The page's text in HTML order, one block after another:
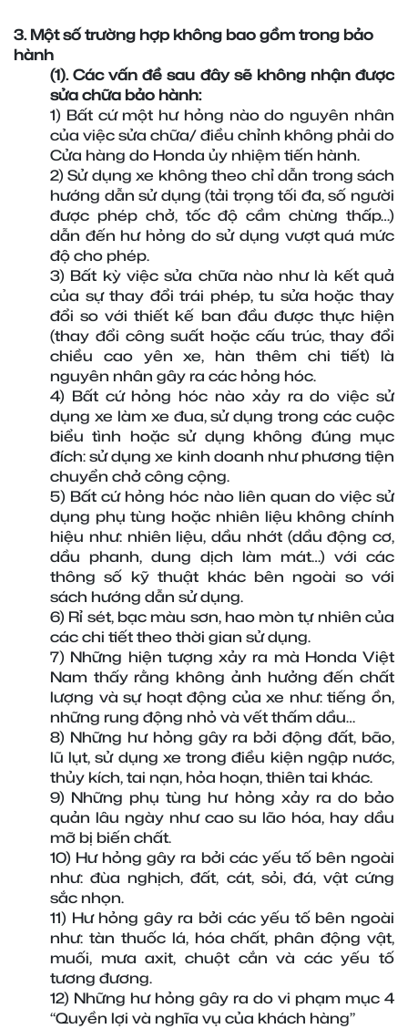
3. Một số trường hợp không bao gồm trong bảo
hành
(1). Các vấn đề sau đây sẽ không nhận được
sửa chữa bảo hành:
1) Bất cứ một hư hỏng nào do nguyên nhân
của việc sửa chữa/ điều chỉnh không phải do
Cửa hàng do Honda ủy nhiệm tiến hành.
2) Sử dụng xe không theo chỉ dẫn trong sách
hướng dẫn sử dụng (tải trọng tối đa, số người
được phép chở, tốc độ cầm chừng thấp…)
dẫn đến hư hỏng do sử dụng vượt quá mức
độ cho phép.
3) Bất kỳ việc sửa chữa nào như là kết quả
của sự thay đổi trái phép, tu sửa hoặc thay
đổi so với thiết kế ban đầu được thực hiện
(thay đổi công suất hoặc cấu trúc, thay đổi
chiều cao yên xe, hàn thêm chi tiết) là
nguyên nhân gây ra các hỏng hóc.
4) Bất cứ hỏng hóc nào xảy ra do việc sử
dụng xe làm xe đua, sử dụng trong các cuộc
biểu tình hoặc sử dụng không đúng mục
đích: sử dụng xe kinh doanh như phương tiện
chuyển chở công cộng.
5) Bất cứ hỏng hóc nào liên quan do việc sử
dụng phụ tùng hoặc nhiên liệu không chính
hiệu như: nhiên liệu, dầu nhớt (dầu động cơ,
dầu phanh, dung dịch làm mát…) với các
thông số kỹ thuật khác bên ngoài so với
sách hướng dẫn sử dụng.
6) Rỉ sét, bạc màu sơn, hao mòn tự nhiên của
các chi tiết theo thời gian sử dụng.
7) Những hiện tượng xảy ra mà Honda Việt
Nam thấy rằng không ảnh hưởng đến chất
lượng và sự hoạt động của xe như: tiếng ồn,
những rung động nhỏ và vết thấm dầu…
8) Những hư hỏng gây ra bởi động đất, bão,
lũ lụt, sử dụng xe trong điều kiện ngập nước,
thủy kích, tai nạn, hỏa hoạn, thiên tai khác.
9) Những phụ tùng hư hỏng xảy ra do bảo
quản lâu ngày như cao su lão hóa, hay dầu
mỡ bị biến chất.
10) Hư hỏng gây ra bởi các yếu tố bên ngoài
như: đùa nghịch, đất, cát, sỏi, đá, vật cứng
sắc nhọn.
11) Hư hỏng gây ra bởi các yếu tố bên ngoài
như: tàn thuốc lá, hóa chất, phân động vật,
muối, mưa axit, chuột cắn và các yếu tố
tương đương.
12) Những hư hỏng gây ra do vi phạm mục 4
“Quyền lợi và nghĩa vụ của khách hàng”